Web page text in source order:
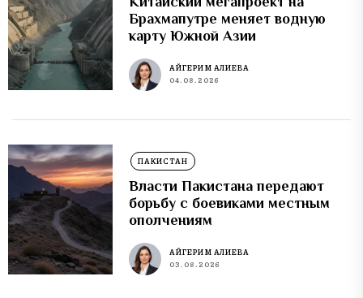
Брахмапутре меняет водную
карту Южной Азии
АЙГЕРИМ АЛИЕВА
04.08.2026
ПАКИСТАН
Власти Пакистана передают
борьбу с боевиками местным
ополчениям
АЙГЕРИМ АЛИЕВА
03.08.2026